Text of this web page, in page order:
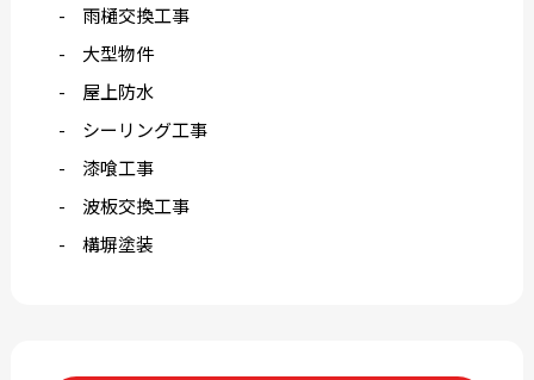
雨樋交換工事
大型物件
屋上防水
シーリング工事
漆喰工事
波板交換工事
構塀塗装